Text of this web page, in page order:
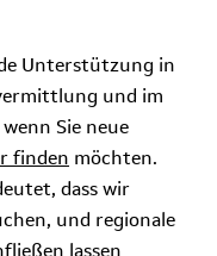
Unterstützung in
und im
Sie neue
finden möchten.
dass wir
und regionale